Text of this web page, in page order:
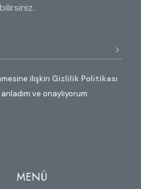
ilişkin Gizlilik Politikası
ve onaylıyorum.
MENÜ